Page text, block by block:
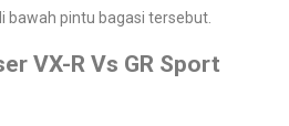
bawah pintu bagasi tersebut.
VX-R Vs GR Sport